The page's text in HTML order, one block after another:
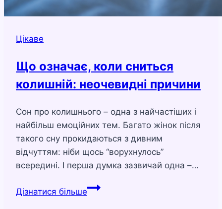
Цікаве
Що означає, коли сниться
колишній: неочевидні причини
Сон про колишнього – одна з найчастіших і
найбільш емоційних тем. Багато жінок після
такого сну прокидаються з дивним
відчуттям: ніби щось “ворухнулось”
всередині. І перша думка зазвичай одна –…
Дізнатися більшеЩо